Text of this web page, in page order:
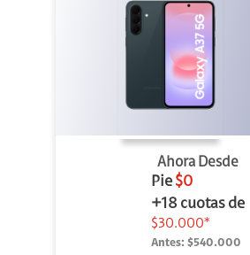
Ahora Desde
Pie $0
+18 cuotas de
$30.000*
Antes: $540.000